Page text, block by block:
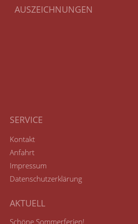
AUSZEICHNUNGEN
SERVICE
Kontakt
Anfahrt
Impressum
Datenschutzerklärung
AKTUELL
Schöne Sommerferien!